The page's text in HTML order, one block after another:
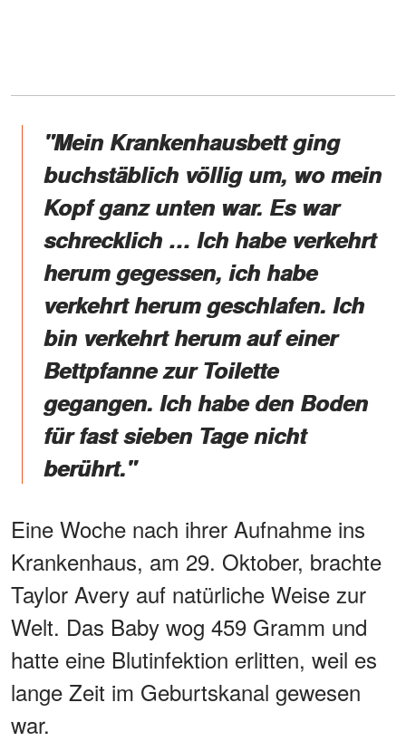
"Mein Krankenhausbett ging
buchstäblich völlig um, wo mein
Kopf ganz unten war. Es war
schrecklich … Ich habe verkehrt
herum gegessen, ich habe
verkehrt herum geschlafen. Ich
bin verkehrt herum auf einer
Bettpfanne zur Toilette
gegangen. Ich habe den Boden
für fast sieben Tage nicht
berührt."
Eine Woche nach ihrer Aufnahme ins
Krankenhaus, am 29. Oktober, brachte
Taylor Avery auf natürliche Weise zur
Welt. Das Baby wog 459 Gramm und
hatte eine Blutinfektion erlitten, weil es
lange Zeit im Geburtskanal gewesen
war.